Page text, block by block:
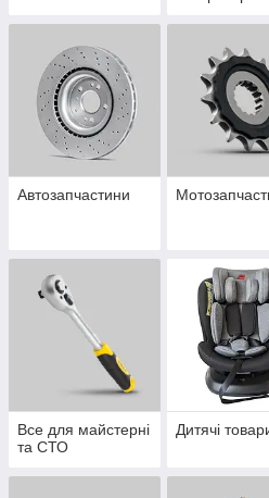
Автозапчастини
Все для майстерні
та СТО
Дитячі